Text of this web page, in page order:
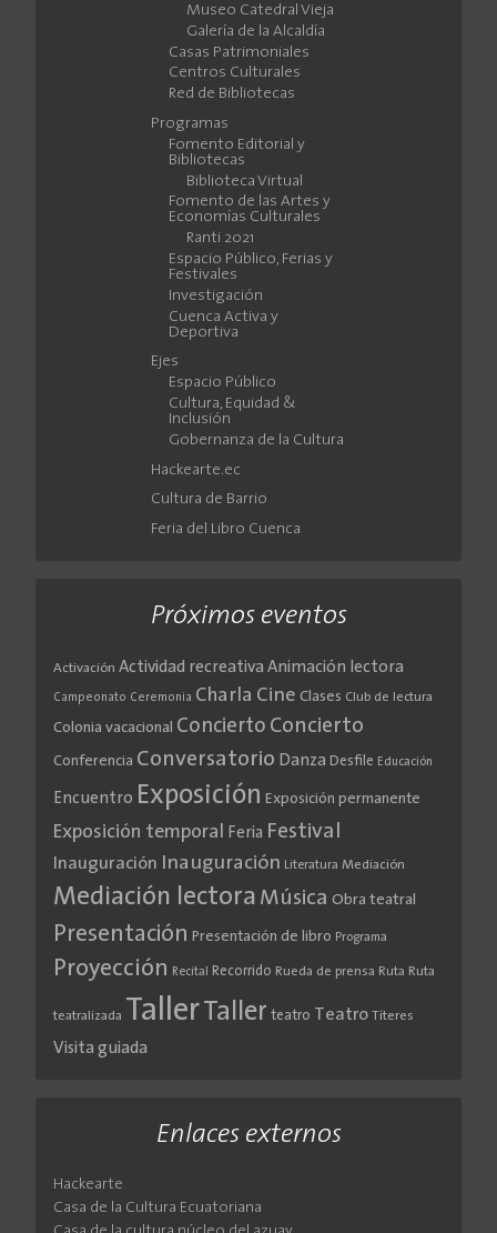
Museo Catedral Vieja
Galería de la Alcaldía
Casas Patrimoniales
Centros Culturales
Red de Bibliotecas
Programas
Fomento Editorial y
Bibliotecas
Biblioteca Virtual
Fomento de las Artes y
Economías Culturales
Ranti 2021
Espacio Público, Ferias y
Festivales
Investigación
Cuenca Activa y
Deportiva
Ejes
Espacio Público
Cultura, Equidad &
Inclusión
Gobernanza de la Cultura
Hackearte.ec
Cultura de Barrio
Feria del Libro Cuenca
Próximos eventos
Activación Actividad recreativa Animación lectora
Campeonato Ceremonia Charla Cine Clases Club de lectura
Colonia vacacional Concierto Concierto
Conferencia Conversatorio Danza Desfile Educación
Encuentro Exposición Exposición permanente
Exposición temporal Feria Festival
Inauguración Inauguración Literatura Mediación
Mediación lectora Música Obra teatral
Presentación Presentación de libro Programa
Proyección Recital Recorrido Rueda de prensa Ruta Ruta
teatralizada TallerTaller teatro Teatro Títeres
Visita guiada
Enlaces externos
Hackearte
Casa de la Cultura Ecuatoriana